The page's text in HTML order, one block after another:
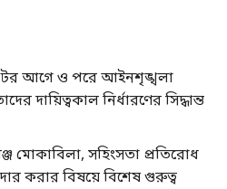
আগে ও পরে আইনশৃঙ্খলা
দায়িত্বকাল নির্ধারণের সিদ্ধান্ত
মোকাবিলা, সহিংসতা প্রতিরোধ
করার বিষয়ে বিশেষ গুরুত্ব